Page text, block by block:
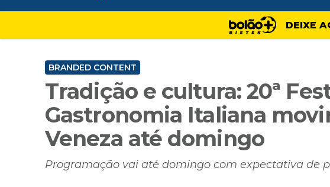
DEIXE
BRANDED CONTENT
Tradição e cultura: 20ª
Gastronomia Italiana
Veneza até domingo
Programação vai até domingo com expectativa de